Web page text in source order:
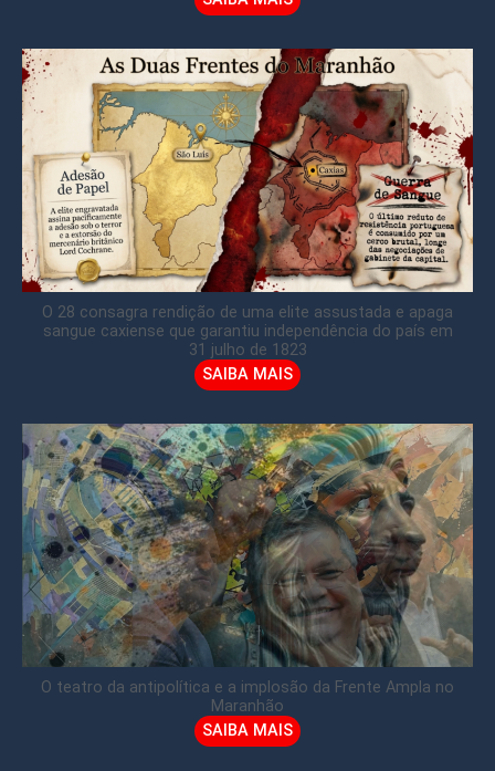
O 28 consagra rendição de uma elite assustada e apaga
sangue caxiense que garantiu independência do país em
31 julho de 1823
SAIBA MAIS
O teatro da antipolítica e a implosão da Frente Ampla no
Maranhão
SAIBA MAIS